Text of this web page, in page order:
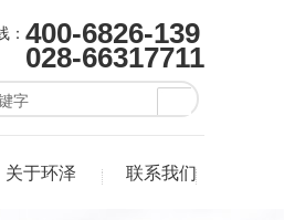
： 400-6826-139
028-66317711
关于环泽 联系我们